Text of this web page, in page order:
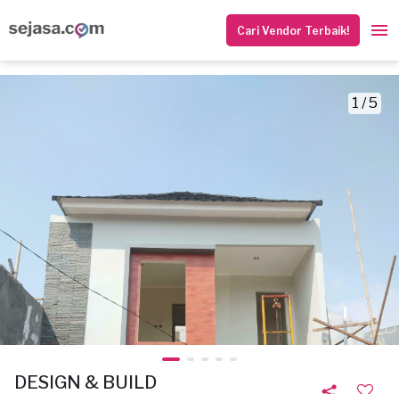
Cari Vendor Terbaik!
1 / 5
DESIGN & BUILD